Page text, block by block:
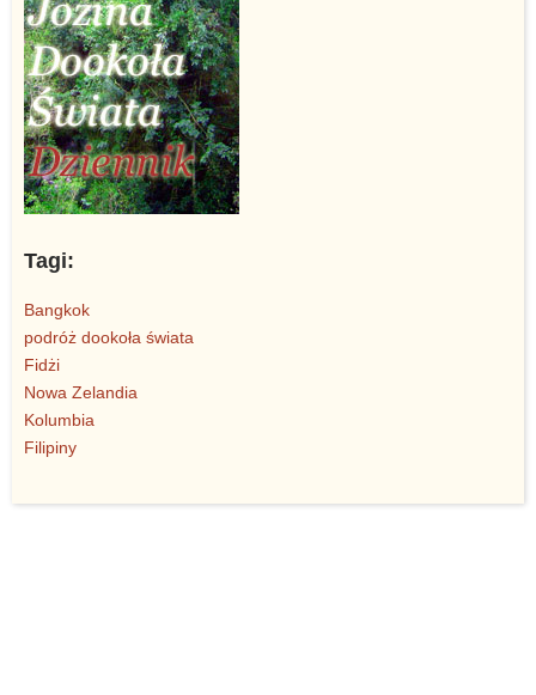
Tagi:
Bangkok
podróż dookoła świata
Fidżi
Nowa Zelandia
Kolumbia
Filipiny